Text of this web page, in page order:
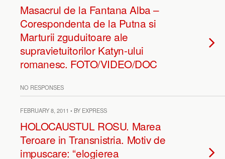
Masacrul de la Fantana Alba –
Corespondenta de la Putna si
Marturii zguduitoare ale
supravietuitorilor Katyn-ului
romanesc. FOTO/VIDEO/DOC
NO RESPONSES
FEBRUARY 8, 2011 • BY EXPRESS
HOLOCAUSTUL ROSU. Marea
Teroare in Transnistria. Motiv de
impuscare: “elogierea